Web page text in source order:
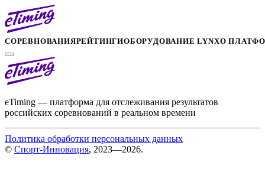
СОРЕВНОВАНИЯРЕЙТИНГИОБОРУДОВАНИЕ LYNXО
eTiming — платформа для отслеживания результатов
российских соревнований в реальном времени
Политика обработки персональных данных
© Спорт-Инновация, 2023—2026.